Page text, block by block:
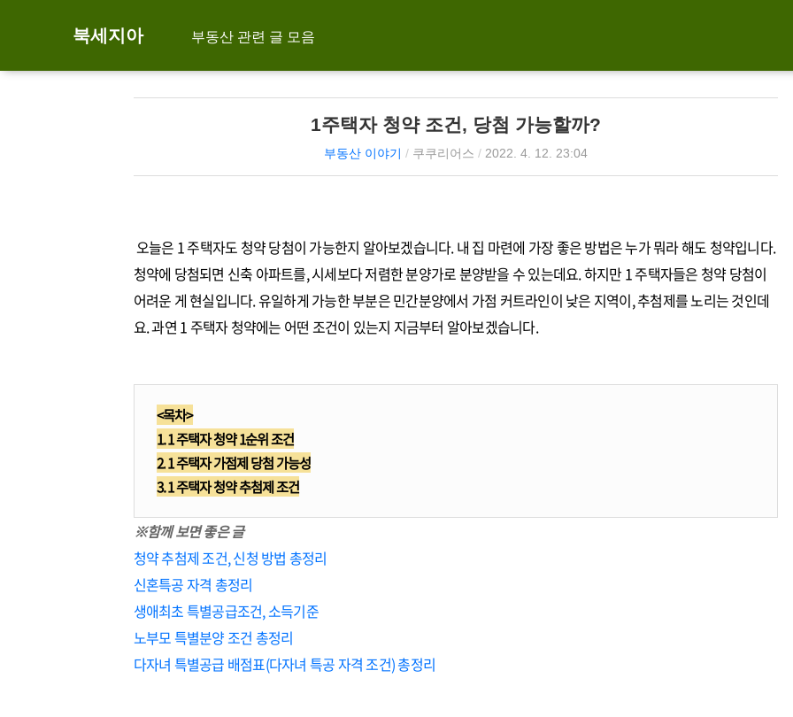
북세지아 부동산 관련 글 모음
1주택자 청약 조건, 당첨 가능할까?
부동산 이야기 / 쿠쿠리어스 / 2022. 4. 12. 23:04
오늘은 1 주택자도 청약 당첨이 가능한지 알아보겠습니다. 내 집 마련에 가장 좋은 방법은 누가 뭐라 해도 청약입니다.
청약에 당첨되면 신축 아파트를, 시세보다 저렴한 분양가로 분양받을 수 있는데요. 하지만 1 주택자들은 청약 당첨이
어려운 게 현실입니다. 유일하게 가능한 부분은 민간분양에서 가점 커트라인이 낮은 지역이, 추첨제를 노리는 것인데
요. 과연 1 주택자 청약에는 어떤 조건이 있는지 지금부터 알아보겠습니다.
<목차>
1. 1 주택자 청약 1순위 조건
2.1 주택자 가점제 당첨 가능성
3. 1 주택자 청약 추첨제 조건
※함께 보면 좋은 글
청약 추첨제 조건, 신청 방법 총정리
신혼특공 자격 총정리
생애최초 특별공급조건, 소득기준
노부모 특별분양 조건 총정리
다자녀 특별공급 배점표(다자녀 특공 자격 조건) 총정리